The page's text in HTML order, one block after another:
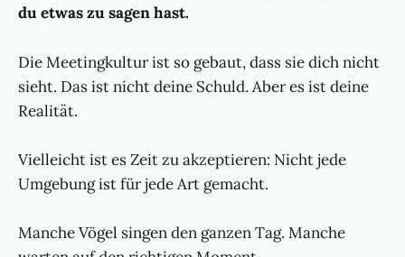
du etwas zu sagen hast.
Die Meetingkultur ist so gebaut, dass sie dich nicht
sieht. Das ist nicht deine Schuld. Aber es ist deine
Realität.
Vielleicht ist es Zeit zu akzeptieren: Nicht jede
Umgebung ist für jede Art gemacht.
Manche Vögel singen den ganzen Tag. Manche